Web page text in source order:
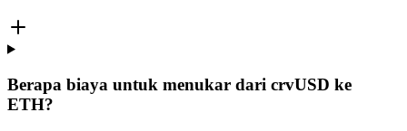
Berapa biaya untuk menukar dari crvUSD ke
ETH?